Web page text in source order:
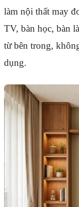
làm nội thất may
TV, bàn học, bàn
từ bên trong,
dụng.